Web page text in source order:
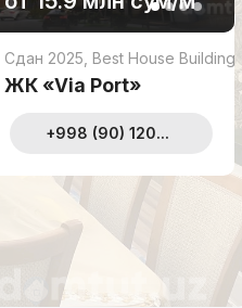
Сдан 2025 Best House Building
ЖК «Via Port»
+998 (90) 120...